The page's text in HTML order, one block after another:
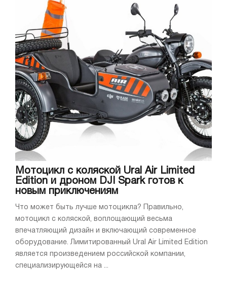
Мотоцикл с коляской Ural Air Limited
Edition и дроном DJI Spark готов к
новым приключениям
Что может быть лучше мотоцикла? Правильно,
мотоцикл с коляской, воплощающий весьма
впечатляющий дизайн и включающий современное
оборудование. Лимитированный Ural Air Limited Edition
является произведением российской компании,
специализирующейся на ...